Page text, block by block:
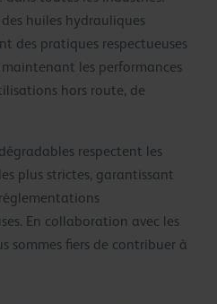
huiles hydrauliques
des pratiques respectueuses
les performances
hors route, de
respectent les
plus strictes, garantissant
En collaboration avec les
sommes fiers de contribuer à